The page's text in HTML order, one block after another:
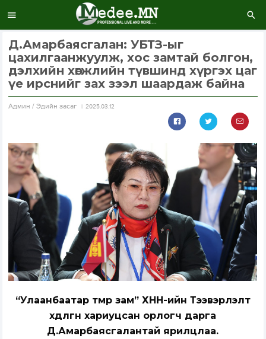
Д.Амарбаясгалан: УБТЗ-ыг
цахилгаанжуулж, хос замтай болгон,
дэлхийн хөгжлийн түвшинд хүргэх цаг
үе ирснийг зах зээл шаардаж байна
Aдмин / Эдийн засаг 2025.03.12
“Улаанбаатар төмөр зам” ХНН-ийн Тээвэрлэлт
хөдөлгөөн хариуцсан орлогч дарга
Д.Амарбаясгалантай ярилцлаа.